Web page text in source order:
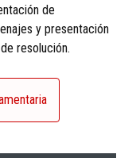
de
y presentación
resolución.